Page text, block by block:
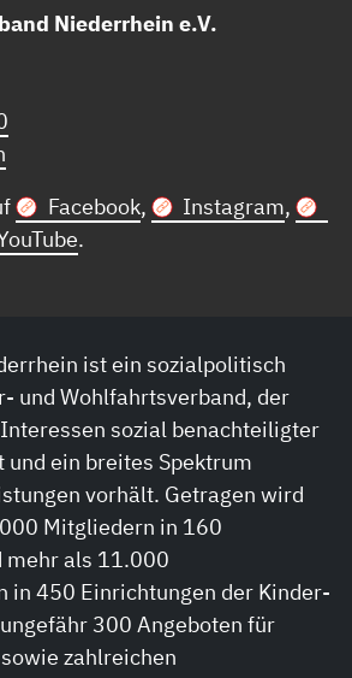
Niederrhein e.V.
Facebook, Instagram,
.
ist ein sozialpolitisch
und Wohlfahrtsverband, der
sozial benachteiligter
ein breites Spektrum
vorhält. Getragen wird
Mitgliedern in 160
mehr als 11.000
in 450 Einrichtungen der Kinder-
300 Angeboten für
zahlreichen